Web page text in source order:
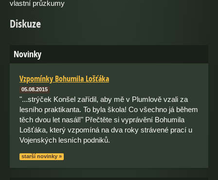
vlastní průzkumy
Diskuze
Novinky
Vzpomínky Bohumila Lošťáka
05.08.2015
"...strýček Konšel zařídil, aby mě v Plumlově vzali za
lesního praktikanta. To byla škola! Co všechno já během
těch dvou let nasál!" Přečtěte si vyprávění Bohumila
Lošťáka, který vzpomíná na dva roky strávené prací u
Vojenských lesních podniků.
starší novinky »